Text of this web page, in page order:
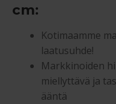
cm:
Kotimaamme
laatusuhde!
Markkinoiden
miellyttävä ja
ääntä